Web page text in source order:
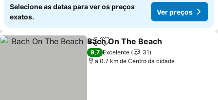
Selecione as datas para ver os preços
exatos.
Ver preços
PartilharAdicionar aos favoritos
Bach On The Beach
9,7 Excelente
31
a 0.7 km de Centro da cidade